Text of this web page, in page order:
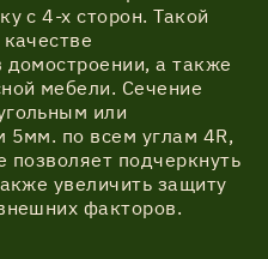
с 4-х сторон. Такой
домостроении, а также
мебели. Сечение
или
5мм. по всем углам 4R,
подчеркнуть
увеличить защиту
факторов.